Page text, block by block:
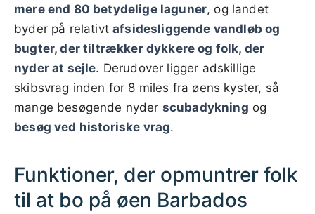
mere end 80 betydelige laguner, og landet
byder på relativtafsidesliggende vandløb og
bugter, der tiltrækker dykkere og folk, der
nyder at sejle. Derudover ligger adskillige
skibsvrag inden for 8 miles fra øens kyster, så
mange besøgende nyder scubadykning og
besøg ved historiske vrag.
Funktioner, der opmuntrer folk
til at bo på øen Barbados